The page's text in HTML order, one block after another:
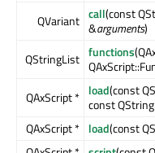
QVariant call(const
&arguments)
QStringList functions
QAxScript * load(const
const
QAxScript * load(const